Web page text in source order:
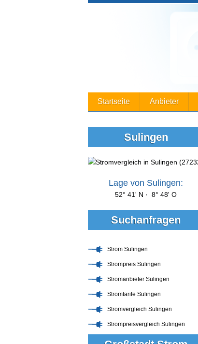
Startseite Anbieter
Sulingen
Lage von Sulingen:
52° 41' N · 8° 48' O
Suchanfragen
Strom Sulingen
Strompreis Sulingen
Stromanbieter Sulingen
Stromtarife Sulingen
Stromvergleich Sulingen
Strompreisvergleich Sulingen